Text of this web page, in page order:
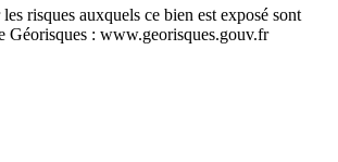
risques auxquels ce bien est exposé sont
Géorisques : www.georisques.gouv.fr